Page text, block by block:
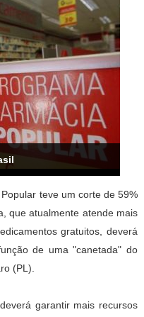
teve um corte de 59%
que atualmente atende mais
gratuitos, deverá
de uma "canetada" do
(PL).
garantir mais recursos